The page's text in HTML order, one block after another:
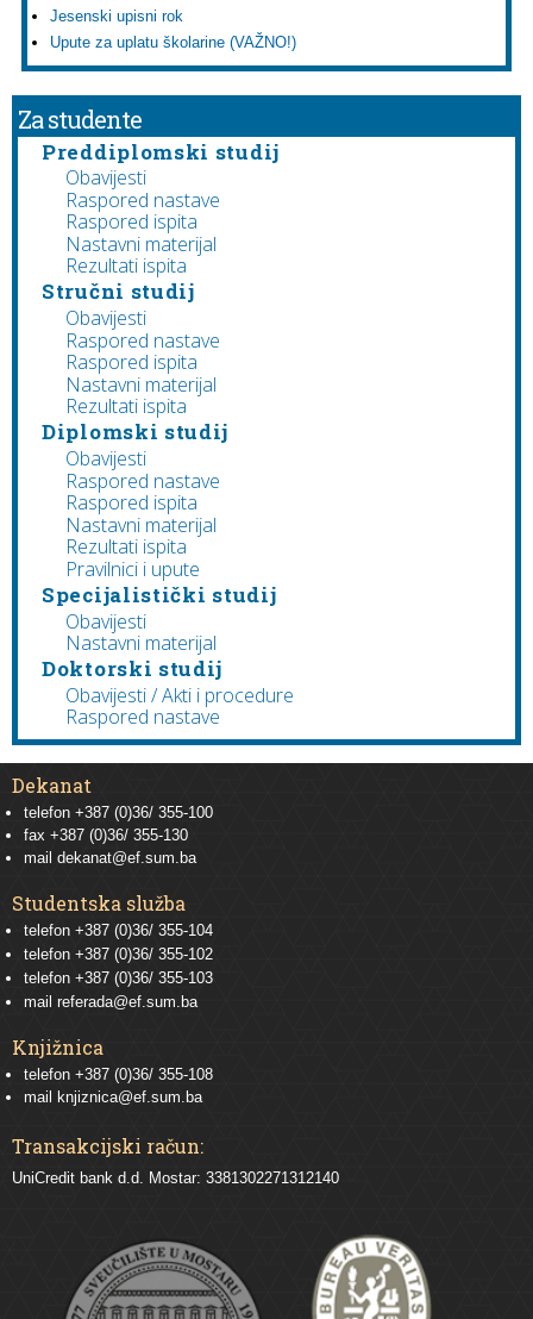
Jesenski upisni rok
Upute za uplatu školarine (VAŽNO!)
Za studente
Preddiplomski studij
Obavijesti
Raspored nastave
Raspored ispita
Nastavni materijal
Rezultati ispita
Stručni studij
Obavijesti
Raspored nastave
Raspored ispita
Nastavni materijal
Rezultati ispita
Diplomski studij
Obavijesti
Raspored nastave
Raspored ispita
Nastavni materijal
Rezultati ispita
Pravilnici i upute
Specijalistički studij
Obavijesti
Nastavni materijal
Doktorski studij
Obavijesti / Akti i procedure
Raspored nastave
Dekanat
telefon +387 (0)36/ 355-100
fax +387 (0)36/ 355-130
mail dekanat@ef.sum.ba
Studentska služba
telefon +387 (0)36/ 355-104
telefon +387 (0)36/ 355-102
telefon +387 (0)36/ 355-103
mail referada@ef.sum.ba
Knjižnica
telefon +387 (0)36/ 355-108
mail
knjiznica@ef.sum.ba
Transakcijski račun:
UniCredit bank d.d. Mostar: 3381302271312140